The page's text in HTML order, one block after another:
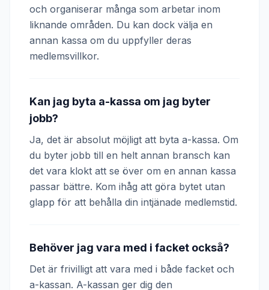
och organiserar många som arbetar inom
liknande områden. Du kan dock välja en
annan kassa om du uppfyller deras
medlemsvillkor.
Kan jag byta a-kassa om jag byter
jobb?
Ja, det är absolut möjligt att byta a-kassa. Om
du byter jobb till en helt annan bransch kan
det vara klokt att se över om en annan kassa
passar bättre. Kom ihåg att göra bytet utan
glapp för att behålla din intjänade medlemstid.
Behöver jag vara med i facket också?
Det är frivilligt att vara med i både facket och
a-kassan. A-kassan ger dig den